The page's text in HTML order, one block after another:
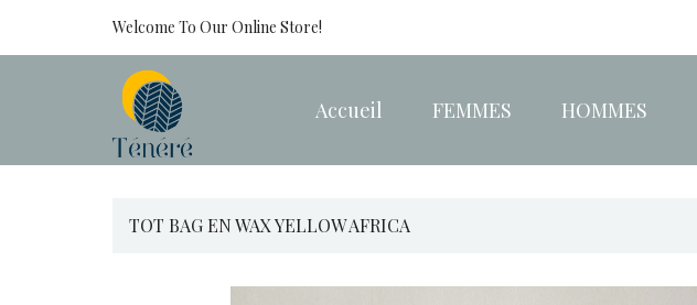
Welcome To Our Online Store!
Accueil FEMMES HOMMES
TOT BAG EN WAX YELLOW AFRICA